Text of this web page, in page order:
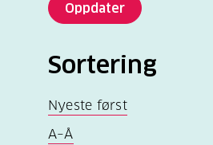
Oppdater
Sortering
Nyeste først
A–Å